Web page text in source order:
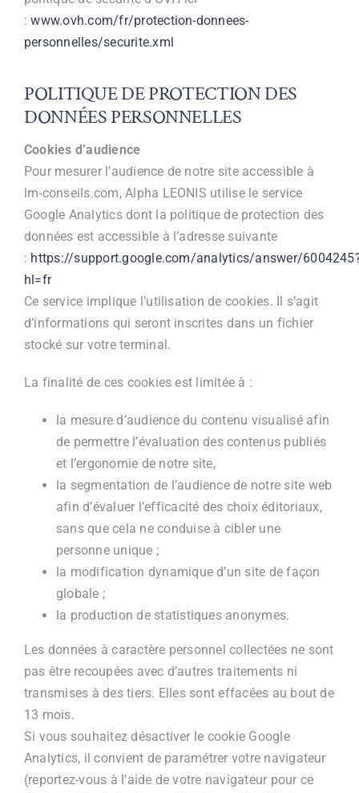
:www.ovh.com/fr/protection-donnees-
personnelles/securite.xml
POLITIQUE DE PROTECTION DES
DONNÉES PERSONNELLES
Cookies d’audience
Pour mesurer l’audience de notre site accessible à
lm-conseils.com, Alpha LEONIS utilise le service
Google Analytics dont la politique de protection des
données est accessible à l’adresse suivante
: https://support.google.com/analytics/answer/
hl=fr
Ce service implique l’utilisation de cookies. Il s’agit
d’informations qui seront inscrites dans un fichier
stocké sur votre terminal.
La finalité de ces cookies est limitée à :
la mesure d’audience du contenu visualisé afin
de permettre l’évaluation des contenus publiés
et l’ergonomie de notre site,
la segmentation de l’audience de notre site web
afin d’évaluer l’efficacité des choix éditoriaux,
sans que cela ne conduise à cibler une
personne unique ;
la modification dynamique d’un site de façon
globale ;
la production de statistiques anonymes.
Les données à caractère personnel collectées ne sont
pas être recoupées avec d’autres traitements ni
transmises à des tiers. Elles sont effacées au bout de
13 mois.
Si vous souhaitez désactiver le cookie Google
Analytics, il convient de paramétrer votre navigateur
(reportez-vous à l’aide de votre navigateur pour ce